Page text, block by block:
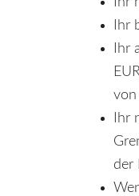
Ihr
Ihr
von
Ihr
der